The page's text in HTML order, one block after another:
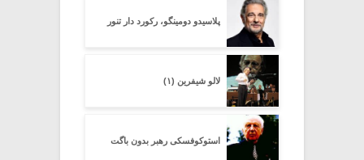
پلاسیدو دومینگو، رکورد دار تنور
لالو شیفرین (۱)
استوکوفسکی رهبر بدون باگت